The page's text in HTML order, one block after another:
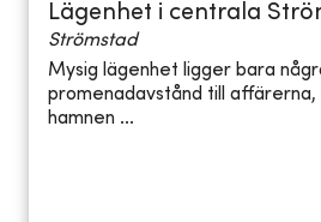
Lägenhet i centrala
Strömstad
Mysig lägenhet ligger bara
promenadavstånd till
hamnen ...